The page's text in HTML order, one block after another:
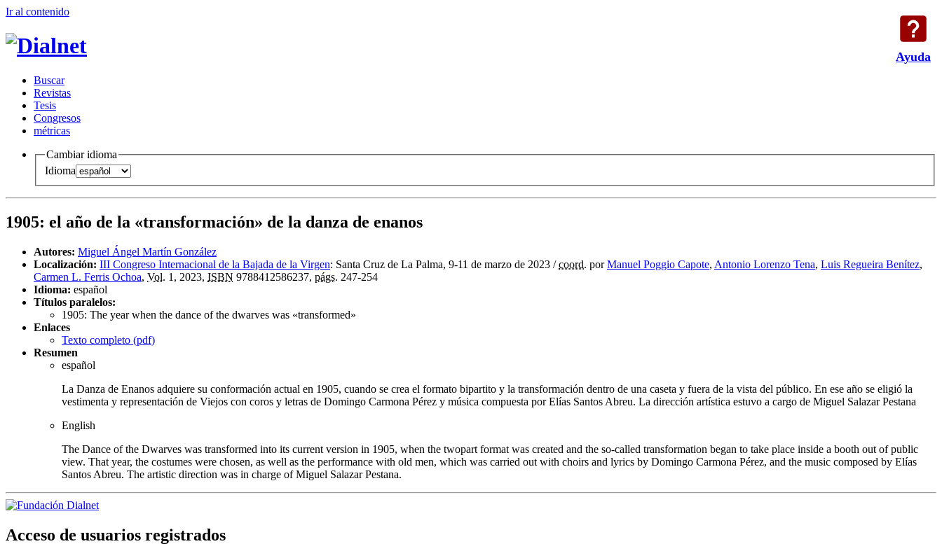
Ayuda
Ir al contenido
Buscar
Revistas
Tesis
Congresos
métricas
Cambiar idioma
Idioma
1905: el año de la «transformación» de la danza de enanos
Autores: Miguel Ángel Martín González
Localización: III Congreso Internacional de la Bajada de la Virgen: Santa Cruz de La Palma, 9-11 de marzo de 2023 /coord. porManuel Poggio Capote, Antonio Lorenzo Tena, Luis Regueira Benítez,
Carmen L. Ferris Ochoa, Vol. 1, 2023, ISBN 9788412586237, págs. 247-254
Idioma: español
Títulos paralelos:
1905: The year when the dance of the dwarves was «transformed»
Enlaces
Texto completo (pdf)
Resumen
español
La Danza de Enanos adquiere su conformación actual en 1905, cuando se crea el formato bipartito y la transformación dentro de una caseta y fuera de la vista del público. En ese año se eligió la
vestimenta y representación de Viejos con coros y letras de Domingo Carmona Pérez y música compuesta por Elías Santos Abreu. La dirección artística estuvo a cargo de Miguel Salazar Pestana
English
The Dance of the Dwarves was transformed into its current version in 1905, when the twopart format was created and the so-called transformation began to take place inside a booth out of public
view. That year, the costumes were chosen, as well as the performance with old men, which was carried out with choirs and lyrics by Domingo Carmona Pérez, and the music composed by Elías
Santos Abreu. The artistic direction was in charge of Miguel Salazar Pestana.
Acceso de usuarios registrados